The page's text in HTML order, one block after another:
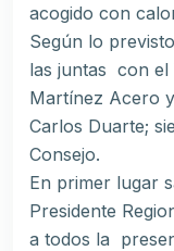
acogido con
Según lo
las juntas con el
Martínez Acero
Carlos Duarte;
Consejo.
En primer lugar
Presidente
a todos la